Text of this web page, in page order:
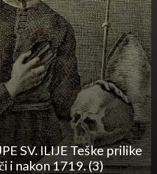
SV. ILIJE Teške prilike
i nakon 1719. (3)